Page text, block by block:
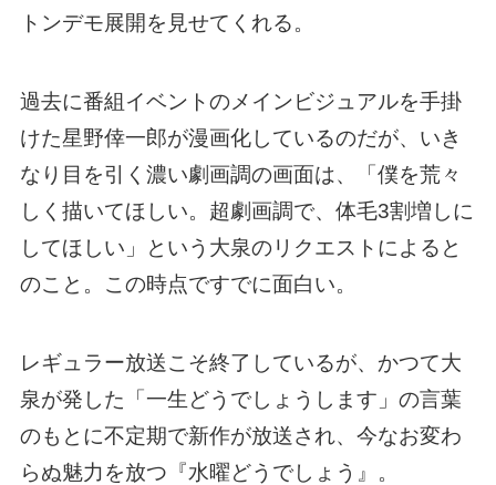
トンデモ展開を見せてくれる。
過去に番組イベントのメインビジュアルを手掛
けた星野倖一郎が漫画化しているのだが、いき
なり目を引く濃い劇画調の画面は、「僕を荒々
しく描いてほしい。超劇画調で、体毛3割増しに
してほしい」という大泉のリクエストによると
のこと。この時点ですでに面白い。
レギュラー放送こそ終了しているが、かつて大
泉が発した「一生どうでしょうします」の言葉
のもとに不定期で新作が放送され、今なお変わ
らぬ魅力を放つ『水曜どうでしょう』。